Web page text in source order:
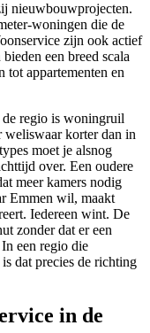
nieuwbouwprojecten.
woningen die de
zijn ook actief
een breed scala
tot appartementen en
regio is woningruil
korter dan in
moet je alsnog
over. Een oudere
meer kamers nodig
Emmen wil, maakt
Iedereen wint. De
zonder dat er een
een regio die
dat precies de richting
in de